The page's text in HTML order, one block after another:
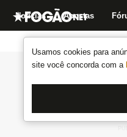
Usamos cookies para
site você concorda com a
Notícias Apostas